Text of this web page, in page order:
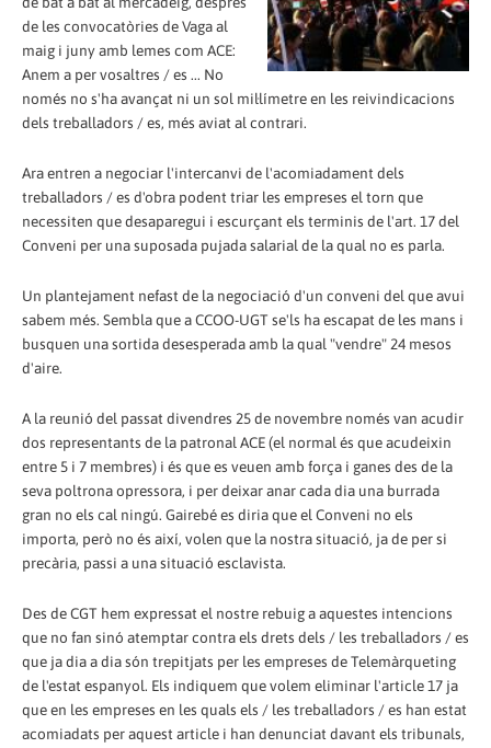
de les convocatòries de Vaga al
maig i juny amb lemes com ACE:
Anem a per vosaltres / es ... No
només no s'ha avançat ni un sol mil·límetre en les reivindicacions
dels treballadors / es, més aviat al contrari.
Ara entren a negociar l'intercanvi de l'acomiadament dels
treballadors / es d'obra podent triar les empreses el torn que
necessiten que desaparegui i escurçant els terminis de l'art. 17 del
Conveni per una suposada pujada salarial de la qual no es parla.
Un plantejament nefast de la negociació d'un conveni del que avui
sabem més. Sembla que a CCOO-UGT se'ls ha escapat de les mans i
busquen una sortida desesperada amb la qual "vendre" 24 mesos
d'aire.
A la reunió del passat divendres 25 de novembre només van acudir
dos representants de la patronal ACE (el normal és que acudeixin
entre 5 i 7 membres) i és que es veuen amb força i ganes des de la
seva poltrona opressora, i per deixar anar cada dia una burrada
gran no els cal ningú. Gairebé es diria que el Conveni no els
importa, però no és així, volen que la nostra situació, ja de per si
precària, passi a una situació esclavista.
Des de CGT hem expressat el nostre rebuig a aquestes intencions
que no fan sinó atemptar contra els drets dels / les treballadors / es
que ja dia a dia són trepitjats per les empreses de Telemàrqueting
de l'estat espanyol. Els indiquem que volem eliminar l'article 17 ja
que en les empreses en les quals els / les treballadors / es han estat
acomiadats per aquest article i han denunciat davant els tribunals,